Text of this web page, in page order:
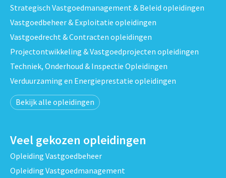
Strategisch Vastgoedmanagement & Beleid opleidingen
Vastgoedbeheer & Exploitatie opleidingen
Vastgoedrecht & Contracten opleidingen
Projectontwikkeling & Vastgoedprojecten opleidingen
Techniek, Onderhoud & Inspectie Opleidingen
Verduurzaming en Energieprestatie opleidingen
Bekijk alle opleidingen
Veel gekozen opleidingen
Opleiding Vastgoedbeheer
Opleiding Vastgoedmanagement